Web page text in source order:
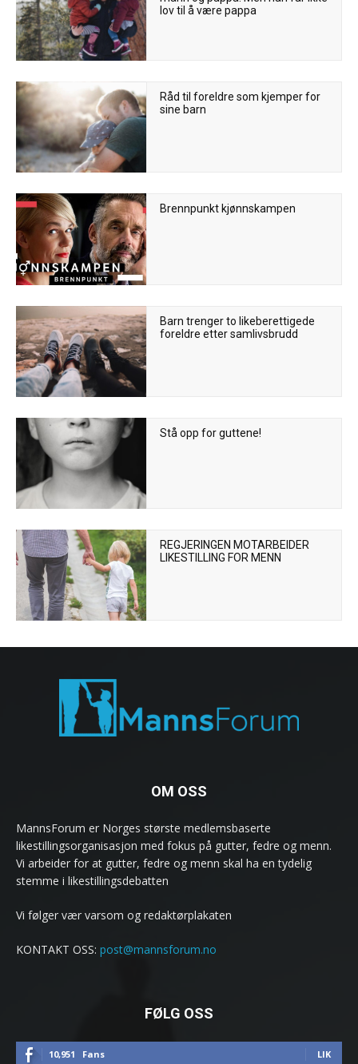
lov til å være pappa
Råd til foreldre som kjemper for
sine barn
Brennpunkt kjønnskampen
Barn trenger to likeberettigede
foreldre etter samlivsbrudd
Stå opp for guttene!
REGJERINGEN MOTARBEIDER
LIKESTILLING FOR MENN
OM OSS
MannsForum er Norges største medlemsbaserte
likestillingsorganisasjon med fokus på gutter, fedre og menn.
Vi arbeider for at gutter, fedre og menn skal ha en tydelig
stemme i likestillingsdebatten
Vi følger vær varsom og redaktørplakaten
KONTAKT OSS: post@mannsforum.no
FØLG OSS
10,951 Fans LIK